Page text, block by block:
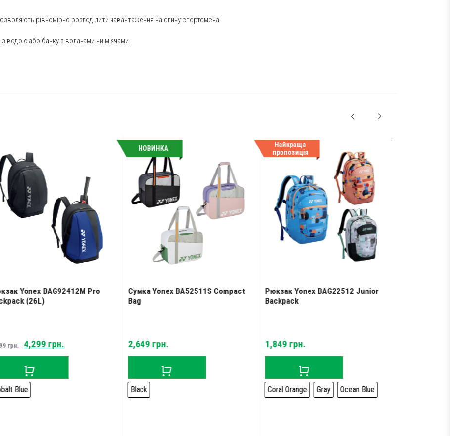
рівномірно розподілити навантаження на спину спортсмена.
водою або банку з воланами чи м’ячами.
Yonex BAG92412M Pro
(26L)
грн.Original
price
was:
4,499 грн..
4,299 грн.Current
price
Blue
Сумка Yonex BA52511S Compact
Bag
2,649 грн.
Black
НОВИНКА
Рюкзак Yonex BAG22512 Junior
Backpack
1,849 грн.
Coral Orange Gray Ocean Blue
Найкраща
пропозиція